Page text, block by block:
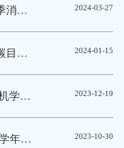
能机学院关于开展2024年春季消防演练的通知 2024-03-27
立足能源情怀培养，助力双碳目标实现 ——能机学院开展“一站式”学生社区之我与校领导面对面活动 2024-01-15
社区慰问、情暖心暖 ——能机学院开展冬季送温暖活动 2023-12-19
能机学院关于开展2023-2024学年文明宿舍、最美寝室、最美寝室长活动的通知 2023-10-30